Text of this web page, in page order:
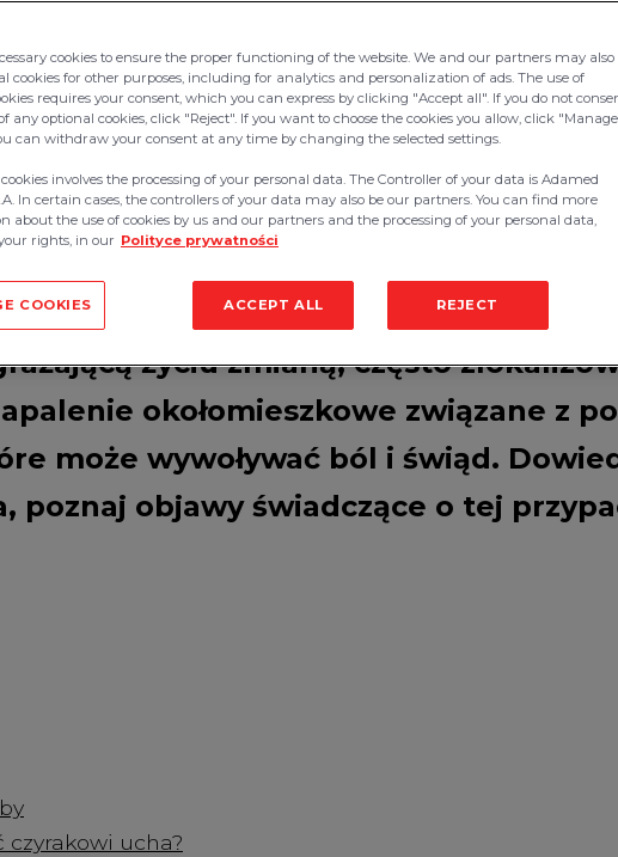
objawy? Leczenie
objawy, leczenie
życiu zmianą, często
okołomieszkowe związane z
może wywoływać ból i świąd.
poznaj objawy świadczące o tej
ucha?
cookies to ensure the proper functioning of the website. We and our partners may also
cookies for other purposes, including for analytics and personalization of ads. The use of
requires your consent, which you can express by clicking "Accept all". If you do not
any optional cookies, click "Reject". If you want to choose the cookies you allow, click "Manage
can withdraw your consent at any time by changing the selected settings.
involves the processing of your personal data. The Controller of your data is Adamed
In certain cases, the controllers of your data may also be our partners. You can find more
about the use of cookies by us and our partners and the processing of your personal data,
rights, in our Polityce prywatności
ACCEPT ALL REJECT
COOKIES